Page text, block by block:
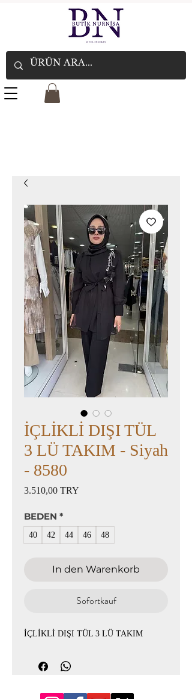
İÇLİKLİ DIŞI TÜL
3 LÜ TAKIM - Siyah
- 8580
3.510,00 TRY
BEDEN *
40 42 44 46 48
In den Warenkorb
Sofortkauf
İÇLİKLİ DIŞI TÜL 3 LÜ TAKIM